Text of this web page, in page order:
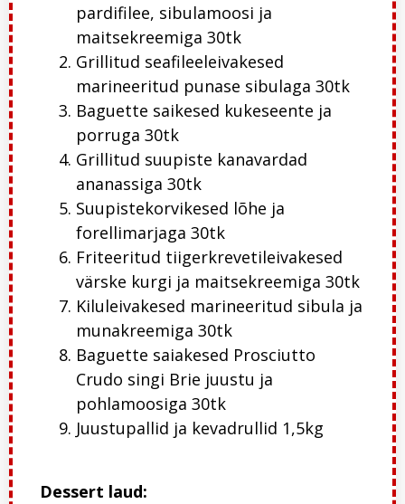
pardifilee, sibulamoosi ja
maitsekreemiga 30tk
Grillitud seafileeleivakesed
marineeritud punase sibulaga 30tk
Baguette saikesed kukeseente ja
porruga 30tk
Grillitud suupiste kanavardad
ananassiga 30tk
Suupistekorvikesed lõhe ja
forellimarjaga 30tk
Friteeritud tiigerkrevetileivakesed
värske kurgi ja maitsekreemiga 30tk
Kiluleivakesed marineeritud sibula ja
munakreemiga 30tk
Baguette saiakesed Prosciutto
Crudo singi Brie juustu ja
pohlamoosiga 30tk
Juustupallid ja kevadrullid 1,5kg
Dessert laud: